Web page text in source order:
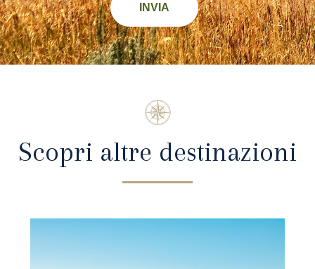
INVIA
Scopri altre destinazioni